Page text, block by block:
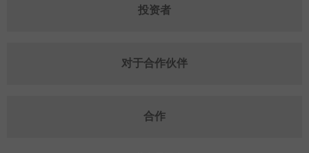
投资者
对于合作伙伴
合作